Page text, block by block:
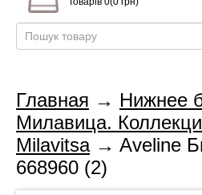
Главная → Нижнее
Милавица.
Milavitsa→ Aveline
668960 (2)